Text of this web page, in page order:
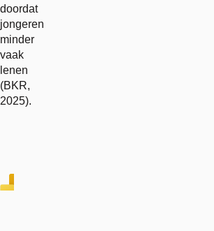
doordat
jongeren
minder
vaak
lenen
(BKR,
2025).